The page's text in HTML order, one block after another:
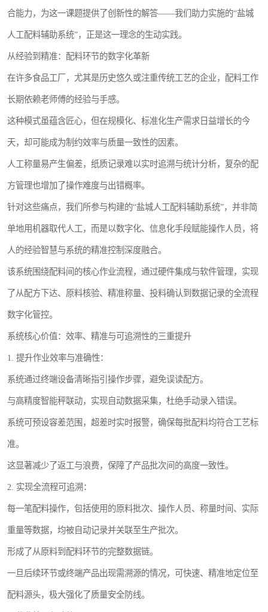
合能力，为这一课题提供了创新性的解答——我们助力实施的“盐城
人工配料辅助系统”，正是这一理念的生动实践。
从经验到精准：配料环节的数字化革新
在许多食品工厂，尤其是历史悠久或注重传统工艺的企业，配料工作
长期依赖老师傅的经验与手感。
这种模式虽蕴含匠心，但在规模化、标准化生产需求日益增长的今
天，却可能成为制约效率与质量一致性的因素。
人工称量易产生偏差，纸质记录难以实时追溯与统计分析，复杂的配
方管理也增加了操作难度与出错概率。
针对这些痛点，我们所参与构建的“盐城人工配料辅助系统”，并非简
单地用机器取代人工，而是以数字化、信息化手段赋能操作人员，将
人的经验智慧与系统的精准控制深度融合。
该系统围绕配料间的核心作业流程，通过硬件集成与软件管理，实现
了从配方下达、原料核验、精准称量、投料确认到数据记录的全流程
数字化管控。
系统核心价值：效率、精准与可追溯性的三重提升
1. 提升作业效率与准确性：
系统通过终端设备清晰指引操作步骤，避免误读配方。
与高精度智能秤联动，实现自动数据采集，杜绝手动录入错误。
系统可预设容差范围，超差时实时报警，确保每批配料均符合工艺标
准。
这显著减少了返工与浪费，保障了产品批次间的高度一致性。
2. 实现全流程可追溯：
每一笔配料操作，包括使用的原料批次、操作人员、称量时间、实际
重量等数据，均被自动记录并关联至生产批次。
形成了从原料到配料环节的完整数据链。
一旦后续环节或终端产品出现需溯源的情况，可快速、精准地定位至
配料源头，极大强化了质量安全防线。